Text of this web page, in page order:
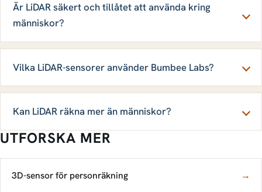
Är LiDAR säkert och tillåtet att använda kring
människor?
Vilka LiDAR-sensorer använder Bumbee Labs?
Kan LiDAR räkna mer än människor?
UTFORSKA MER
3D-sensor för personräkning →